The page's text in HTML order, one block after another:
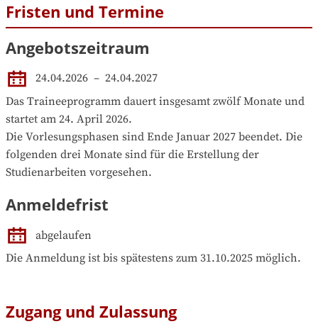
Fristen und Termine
Angebotszeitraum
24.04.2026 – 24.04.2027
Das Traineeprogramm dauert insgesamt zwölf Monate und
startet am 24. April 2026.
Die Vorlesungsphasen sind Ende Januar 2027 beendet. Die
folgenden drei Monate sind für die Erstellung der
Studienarbeiten vorgesehen.
Anmeldefrist
abgelaufen
Die Anmeldung ist bis spätestens zum 31.10.2025 möglich.
Zugang und Zulassung